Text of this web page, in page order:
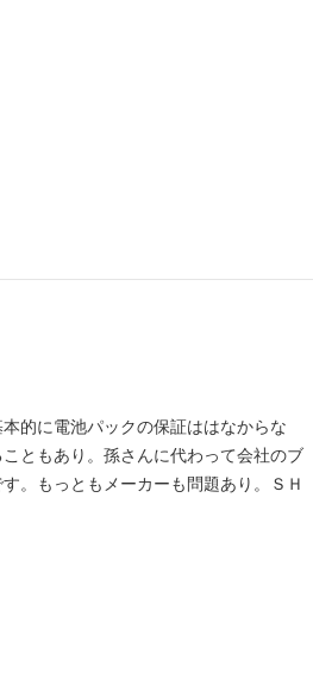
的に電池パックの保証ははなからな
ともあり。孫さんに代わって会社のブ
。もっともメーカーも問題あり。ＳＨ